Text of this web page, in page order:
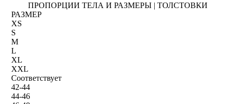
ПРОПОРЦИИ ТЕЛА И РАЗМЕРЫ | ТОЛСТОВКИ
РАЗМЕР
XS
S
M
L
XL
XXL
Соответствует
42-44
44-46